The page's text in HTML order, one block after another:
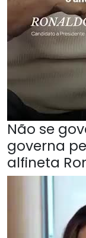
Não se
governa
alfineta